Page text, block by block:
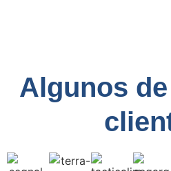
Algunos